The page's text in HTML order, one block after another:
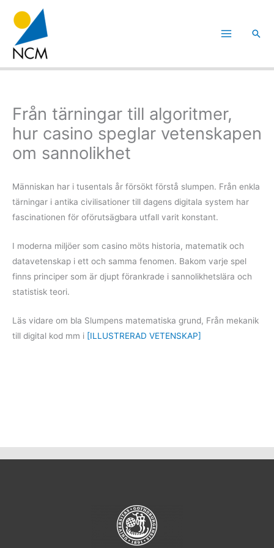
innehåll
Sök
Från tärningar till algoritmer,
hur casino speglar vetenskapen
om sannolikhet
Människan har i tusentals år försökt förstå slumpen. Från enkla
tärningar i antika civilisationer till dagens digitala system har
fascinationen för oförutsägbara utfall varit konstant.
I moderna miljöer som casino möts historia, matematik och
datavetenskap i ett och samma fenomen. Bakom varje spel
finns principer som är djupt förankrade i sannolikhetslära och
statistisk teori.
Läs vidare om bla Slumpens matematiska grund, Från mekanik
till digital kod mm i [ILLUSTRERAD VETENSKAP]